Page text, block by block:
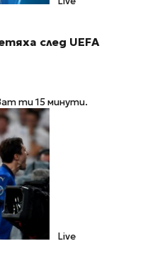
след UEFA
ти 15 минути.
Live